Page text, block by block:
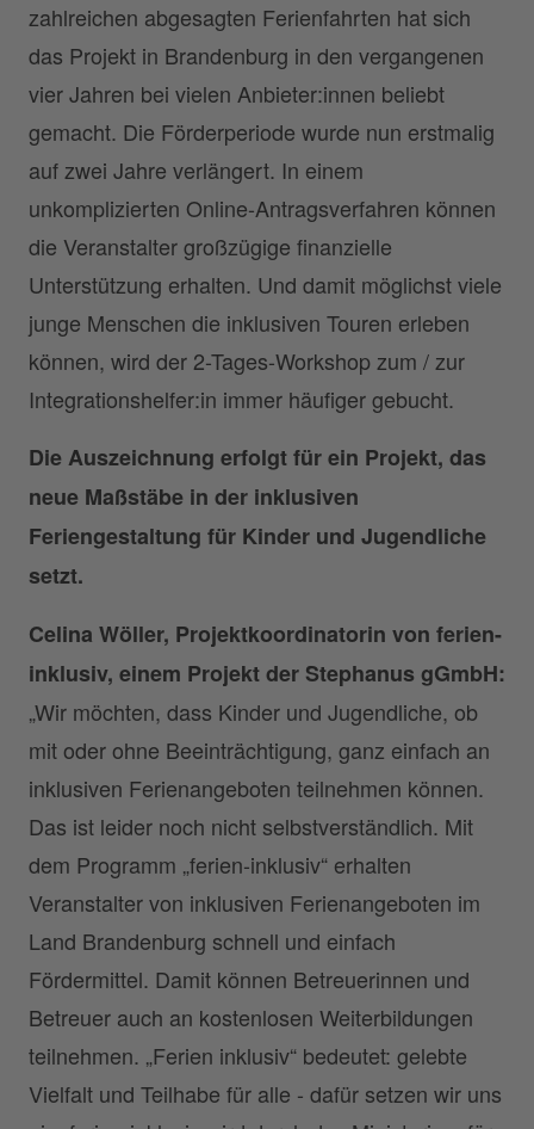
zahlreichen abgesagten Ferienfahrten hat sich
das Projekt in Brandenburg in den vergangenen
vier Jahren bei vielen Anbieter:innen beliebt
gemacht. Die Förderperiode wurde nun erstmalig
auf zwei Jahre verlängert. In einem
unkomplizierten Online-Antragsverfahren können
die Veranstalter großzügige finanzielle
Unterstützung erhalten. Und damit möglichst viele
junge Menschen die inklusiven Touren erleben
können, wird der 2-Tages-Workshop zum / zur
Integrationshelfer:in immer häufiger gebucht.
Die Auszeichnung erfolgt fürein Projekt, das
neue Maßstäbe in der inklusiven
Feriengestaltung für Kinder und Jugendliche
setzt.
Celina Wöller, Projektkoordinatorin von ferien-
inklusiv, einem Projekt der Stephanus gGmbH:
„Wir möchten, dass Kinder und Jugendliche, ob
mit oder ohne Beeinträchtigung, ganz einfach an
inklusiven Ferienangeboten teilnehmen können.
Das ist leider noch nicht selbstverständlich. Mit
dem Programm „ferien-inklusiv“ erhalten
Veranstalter von inklusiven Ferienangeboten im
Land Brandenburg schnell und einfach
Fördermittel. Damit können Betreuerinnen und
Betreuer auch an kostenlosen Weiterbildungen
teilnehmen. „Ferien inklusiv“ bedeutet: gelebte
Vielfalt und Teilhabe für alle - dafür setzen wir uns